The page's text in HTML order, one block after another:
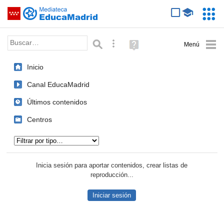
Saltar navegación
Palabra o frase: Búsqueda avanzada
Ayuda
(en
Inicio
Canal EducaMadrid
Últimos contenidos
Centros
Inicia sesión para aportar contenidos, crear listas de
reproducción...
Iniciar sesión